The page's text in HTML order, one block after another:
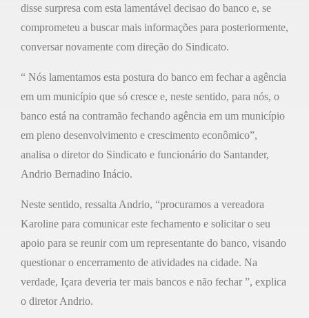
disse surpresa com esta lamentável decisao do banco e, se
comprometeu a buscar mais informações para posteriormente,
conversar novamente com direção do Sindicato.
“ Nós lamentamos esta postura do banco em fechar a agência
em um município que só cresce e, neste sentido, para nós, o
banco está na contramão fechando agência em um município
em pleno desenvolvimento e crescimento econômico”,
analisa o diretor do Sindicato e funcionário do Santander,
Andrio Bernadino Inácio.
Neste sentido, ressalta Andrio, “procuramos a vereadora
Karoline para comunicar este fechamento e solicitar o seu
apoio para se reunir com um representante do banco, visando
questionar o encerramento de atividades na cidade. Na
verdade, Içara deveria ter mais bancos e não fechar ”, explica
o diretor Andrio.